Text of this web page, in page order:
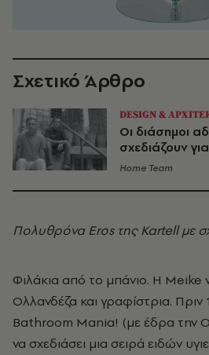
Σχετικό Άρθρο
DESIGN &
Οι διάσημοι
σχεδιάζουν
Home Team
Πολυθρόνα Eros της Kartell με
Φιλάκια από το μπάνιο. Η Meike
Ολλανδέζα και γραφίστρια. Πριν
Bathroom Mania! (με έδρα την
να σχεδιάσει μια σειρά ειδών